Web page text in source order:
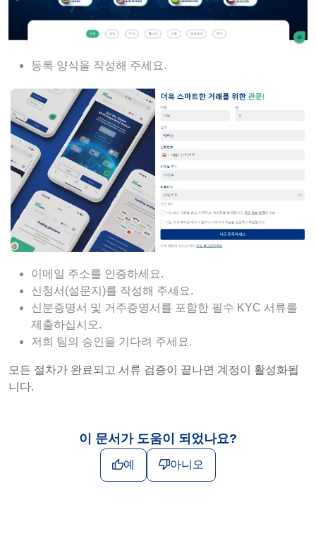
등록 양식을 작성해 주세요.
이메일 주소를 인증하세요.
신청서(설문지)를 작성해 주세요.
신분증명서 및 거주증명서를 포함한 필수 KYC 서류를
제출하십시오.
저희 팀의 승인을 기다려 주세요.
모든 절차가 완료되고 서류 검증이 끝나면 계정이 활성화됩
니다.
이 문서가 도움이 되었나요?
예 아니오